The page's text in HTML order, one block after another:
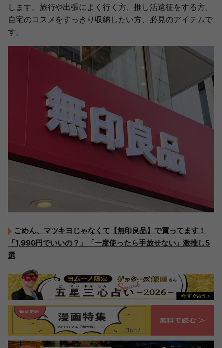
します。旅行や出張によく行く方、推し活遠征をする方、
自宅のコスメをすっきり収納したい方、必見のアイテムで
す。
ごめん、マツキヨじゃなくて【無印良品】で買ってます！
「1,990円でいいの？」「一度使ったら手放せない」激推し5
選